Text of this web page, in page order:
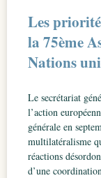
Les
la 75ème
Nations
Le secrétariat
l’action
générale en
multilatéralisme
réactions
d’une